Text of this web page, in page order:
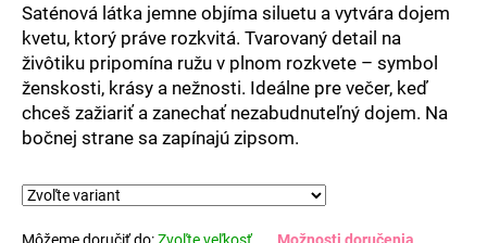
Saténová látka jemne objíma siluetu a vytvára dojem
kvetu, ktorý práve rozkvitá. Tvarovaný detail na
živôtiku pripomína ružu v plnom rozkvete – symbol
ženskosti, krásy a nežnosti. Ideálne pre večer, keď
chceš zažiariť a zanechať nezabudnuteľný dojem. Na
bočnej strane sa zapínajú zipsom.
Môžeme doručiť do:Zvoľte veľkosť Možnosti doručenia